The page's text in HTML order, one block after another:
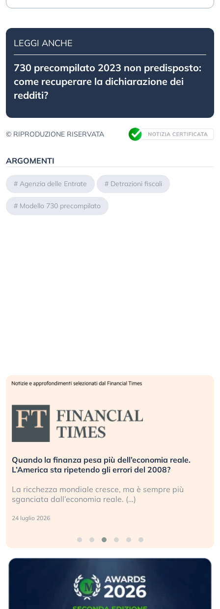
LEGGI ANCHE
730 precompilato 2023 non predisposto:
come recuperare la dichiarazione dei
redditi?
© RIPRODUZIONE RISERVATA
ARGOMENTI
# Agenzia delle Entrate # Detrazioni fiscali
# Modello 730 precompilato
Quando la finanza pesa più dell’economia reale.
L’America sta ripetendo gli errori del 2008?
La ricchezza mondiale cresce, ma è sempre più
sganciata dall’economia reale. (…)
24 luglio 2026